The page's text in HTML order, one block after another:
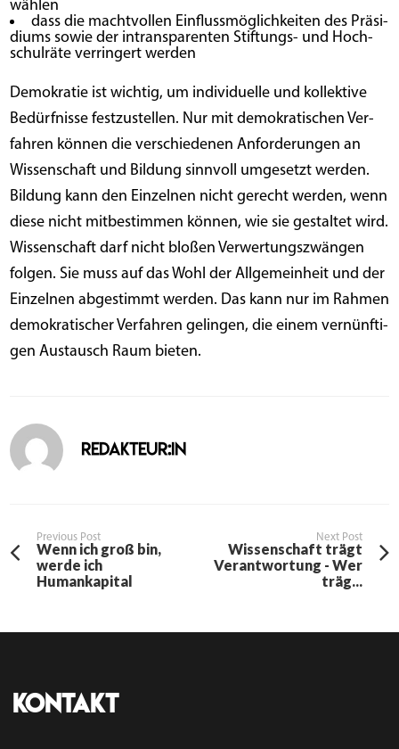
wählen
dass die macht­vol­len Ein­fluss­mög­lich­kei­ten des Prä­si­
di­ums sowie der intrans­pa­ren­ten Stif­tungs- und Hoch­
schul­rä­te ver­rin­gert werden
Demo­kra­tie ist wich­tig, um indi­vi­du­el­le und kol­lek­ti­ve
Bedürf­nis­se fest­zu­stel­len. Nur mit demo­kra­ti­schen Ver­
fah­ren kön­nen die ver­schie­de­nen Anfor­de­run­gen an
Wis­sen­schaft und Bil­dung sinn­voll umge­setzt wer­den.
Bil­dung kann den Ein­zel­nen nicht gerecht wer­den, wenn
die­se nicht mit­be­stim­men kön­nen, wie sie gestal­tet wird.
Wis­sen­schaft darf nicht blo­ßen Ver­wer­tungs­zwän­gen
fol­gen. Sie muss auf das Wohl der All­ge­mein­heit und der
Ein­zel­nen abge­stimmt wer­den. Das kann nur im Rah­men
demo­kra­ti­scher Ver­fah­ren gelin­gen, die einem ver­nünf­ti­
gen Aus­tausch Raum bieten.
Redakteur:in
Previous Post
Wenn ich groß bin,
werde ich
Humankapital
Next Post
Wissenschaft trägt
Verantwortung - Wer
träg...
Kontakt